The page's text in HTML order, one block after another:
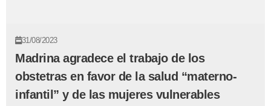
31/08/2023
Madrina agradece el trabajo de los
obstetras en favor de la salud “materno-
infantil” y de las mujeres vulnerables